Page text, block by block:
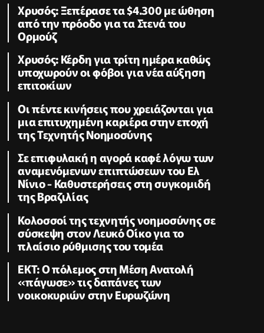
Χρυσός: Ξεπέρασε τα $4.300 με ώθηση
από την πρόοδο για τα Στενά του
Ορμούζ
Χρυσός: Κέρδη για τρίτη ημέρα καθώς
υποχωρούν οι φόβοι για νέα αύξηση
επιτοκίων
Οι πέντε κινήσεις που χρειάζονται για
μια επιτυχημένη καριέρα στην εποχή
της Τεχνητής Νοημοσύνης
Σε επιφυλακή η αγορά καφέ λόγω των
αναμενόμενων επιπτώσεων του Ελ
Νίνιο - Καθυστερήσεις στη συγκομιδή
της Βραζιλίας
Κολοσσοί της τεχνητής νοημοσύνης σε
σύσκεψη στον Λευκό Οίκο για το
πλαίσιο ρύθμισης του τομέα
ΕΚΤ: Ο πόλεμος στη Μέση Ανατολή
«πάγωσε» τις δαπάνες των
νοικοκυριών στην Ευρωζώνη